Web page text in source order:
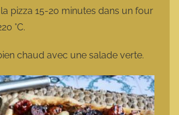
pizza 15-20 minutes dans un four
°C.
chaud avec une salade verte.